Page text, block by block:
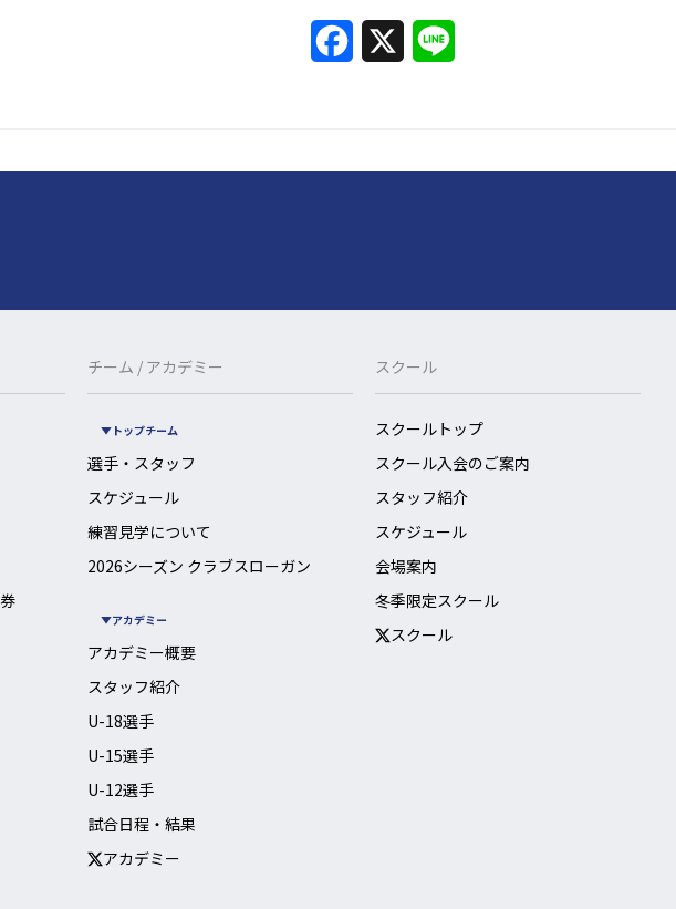
e
e
チーム / アカデミー
トップチーム
選手・スタッフ
スケジュール
練習見学について
2026シーズン クラブスローガン
アカデミー
アカデミー概要
スタッフ紹介
U-18選手
U-15選手
U-12選手
試合日程・結果
アカデミー
スクール
スクールトップ
スクール入会のご案内
スタッフ紹介
スケジュール
会場案内
冬季限定スクール
スクール